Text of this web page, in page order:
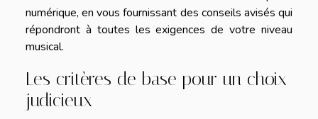
numérique, en vous fournissant des conseils avisés qui
répondront à toutes les exigences de votre niveau
musical.
Les critères de base pour un choix
judicieux